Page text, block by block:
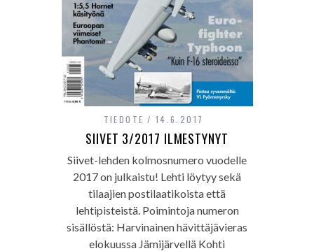
TIEDOTE 14.6.2017
SIIVET 3/2017 ILMESTYNYT
Siivet-lehden kolmosnumero vuodelle
2017 on julkaistu! Lehti löytyy sekä
tilaajien postilaatikoista että
lehtipisteistä. Poimintoja numeron
sisällöstä: Harvinainen hävittäjävieras
elokuussa Jämijärvellä Kohti